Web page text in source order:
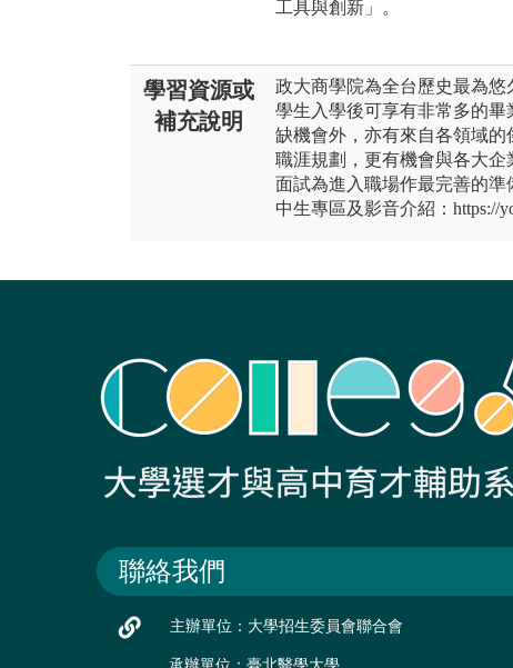
工具與創新」。
學習資源或
補充說明
政大商學院為全台歷史最為悠
學生入學後可享有非常多的
缺機會外，亦有來自各領域
職涯規劃，更有機會與各大
面試為進入職場作最完善的
中生專區及影音介紹：https://
聯絡我們
主辦單位：大學招生委員會聯合會